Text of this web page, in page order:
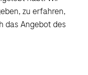
zu erfahren,
das Angebot des